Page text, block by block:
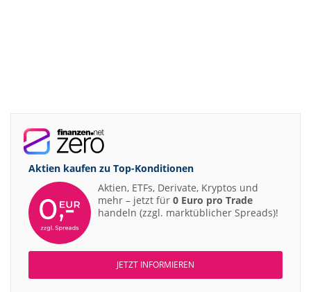
Aktien kaufen zu Top-Konditionen
Aktien, ETFs, Derivate, Kryptos und
mehr – jetzt für 0 Euro pro Trade
handeln (zzgl. marktüblicher Spreads)!
JETZT INFORMIEREN